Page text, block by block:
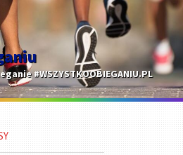
#WSZYSTKOOBIEGANIU.PL